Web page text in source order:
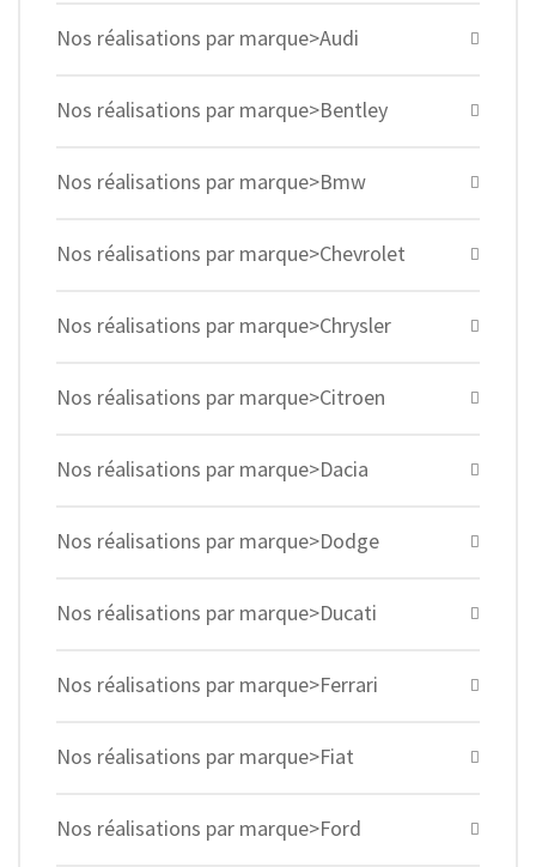
Nos réalisations par marque>Audi
Nos réalisations par marque>Bentley
Nos réalisations par marque>Bmw
Nos réalisations par marque>Chevrolet
Nos réalisations par marque>Chrysler
Nos réalisations par marque>Citroen
Nos réalisations par marque>Dacia
Nos réalisations par marque>Dodge
Nos réalisations par marque>Ducati
Nos réalisations par marque>Ferrari
Nos réalisations par marque>Fiat
Nos réalisations par marque>Ford